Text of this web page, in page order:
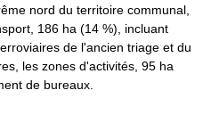
nord du territoire communal,
186 ha (14 %), incluant
de l'ancien triage et du
les zones d'activités, 95 ha
de bureaux.